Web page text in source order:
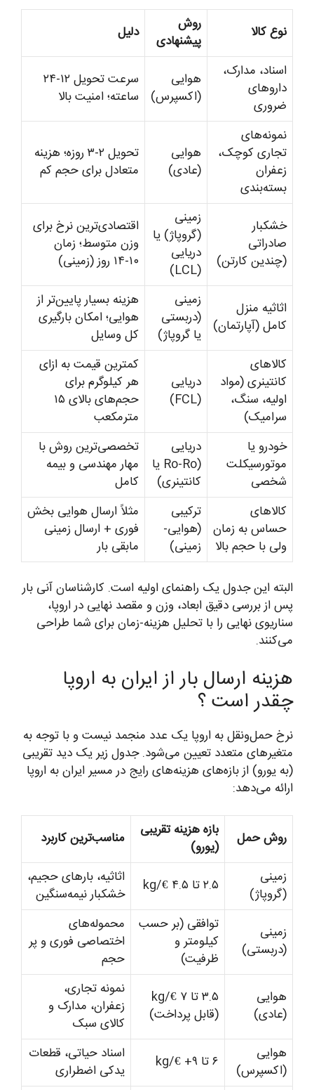
نوع کالا
روش
پیشنهادی
دلیل
اسناد، مدارک،
داروهای
ضروری
هوایی
(اکسپرس)
سرعت تحویل ۱۲-۲۴
ساعته؛ امنیت بالا
نمونه‌های
تجاری کوچک،
زعفران
بسته‌بندی
هوایی
(عادی)
تحویل ۲-۳ روزه؛ هزینه
متعادل برای حجم کم
خشکبار
صادراتی
(چندین کارتن)
زمینی
(گروپاژ) یا
دریایی
(LCL)
اقتصادی‌ترین نرخ برای
وزن متوسط؛ زمان
۱۰-۱۴ روز (زمینی)
اثاثیه منزل
کامل (آپارتمان)
زمینی
(دربستی
یا گروپاژ)
هزینه بسیار پایین‌تر از
هوایی؛ امکان بارگیری
کل وسایل
کالاهای
کانتینری (مواد
اولیه، سنگ،
سرامیک)
دریایی
(FCL)
کمترین قیمت به ازای
هر کیلوگرم برای
حجم‌های بالای ۱۵
مترمکعب
خودرو یا
موتورسیکلت
شخصی
دریایی
(Ro-Ro یا
کانتینری)
تخصصی‌ترین روش با
مهار مهندسی و بیمه
کامل
کالاهای
حساس به زمان
ولی با حجم بالا
ترکیبی
(هوایی-
زمینی)
مثلاً ارسال هوایی بخش
فوری + ارسال زمینی
مابقی بار
البته این جدول یک راهنمای اولیه است. کارشناسان آنی بار
پس از بررسی دقیق ابعاد، وزن و مقصد نهایی در اروپا،
سناریوی نهایی را با تحلیل هزینه-زمان برای شما طراحی
می‌کنند.
هزینه ارسال بار از ایران به اروپا
چقدر است ؟
نرخ حمل‌ونقل به اروپا یک عدد منجمد نیست و با توجه به
متغیرهای متعدد تعیین می‌شود. جدول زیر یک دید تقریبی
(به یورو) از بازه‌های هزینه‌های رایج در مسیر ایران به اروپا
ارائه می‌دهد:
روش حمل
بازه هزینه تقریبی
(یورو)
مناسب‌ترین کاربرد
زمینی
(گروپاژ)
۲.۵ تا ۴.۵ €/kg
اثاثیه، بارهای حجیم،
خشکبار نیمه‌سنگین
زمینی
(دربستی)
توافقی (بر حسب
کیلومتر و
ظرفیت)
محموله‌های
اختصاصی فوری و پر
حجم
هوایی
(عادی)
۳.۵ تا ۷ €/kg
(قابل پرداخت)
نمونه تجاری،
زعفران، مدارک و
کالای سبک
هوایی
(اکسپرس)
۶ تا ۹+ €/kg
اسناد حیاتی، قطعات
یدکی اضطراری